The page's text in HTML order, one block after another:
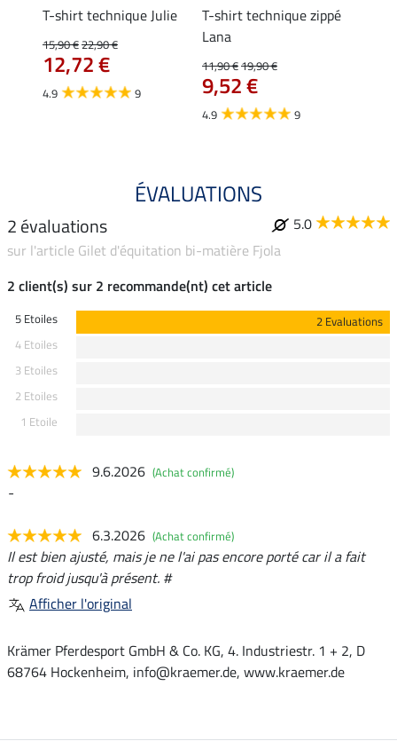
T-shirt technique Julie
15,90 €22,90 €
12,72 €
4.9 9
T-shirt technique zippé
Lana
11,90 €19,90 €
9,52 €
4.9 9
ÉVALUATIONS
2 évaluations
5.0
sur l'article Gilet d'équitation bi-matière Fjola
2 client(s) sur 2 recommande(nt) cet article
5 Etoiles
2 Evaluations
4 Etoiles
3 Etoiles
2 Etoiles
1 Etoile
9.6.2026 (Achat confirmé)
-
6.3.2026 (Achat confirmé)
Il est bien ajusté, mais je ne l'ai pas encore porté car il a fait
trop froid jusqu'à présent. #
Afficher l'original
Krämer Pferdesport GmbH & Co. KG, 4. Industriestr. 1 + 2, D
68764 Hockenheim, info@kraemer.de, www.kraemer.de